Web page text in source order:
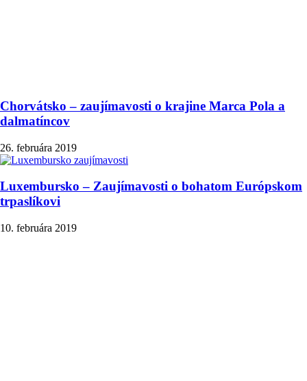
Chorvátsko – zaujímavosti o krajine Marca Pola a
dalmatíncov
26. februára 2019
Luxembursko – Zaujímavosti o bohatom Európskom
trpaslíkovi
10. februára 2019